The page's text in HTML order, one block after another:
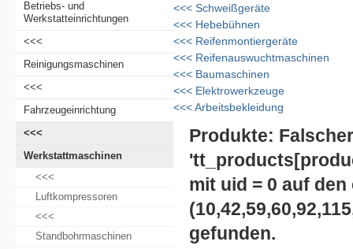
Betriebs- und
Werkstatteinrichtungen
<<<
Reinigungsmaschinen
<<<
Fahrzeugeinrichtung
<<<
Werkstattmaschinen
<<<
Luftkompressoren
<<<
Standbohrmaschinen
<<< Schweißgeräte
<<< Hebebühnen
<<< Reifenmontiergeräte
<<< Reifenauswuchtmaschinen
<<< Baumaschinen
<<< Elektrowerkzeuge
<<<Arbeitsbekleidung
Produkte:
'tt_products[
mit uid = 0 auf den
(
gefunden.